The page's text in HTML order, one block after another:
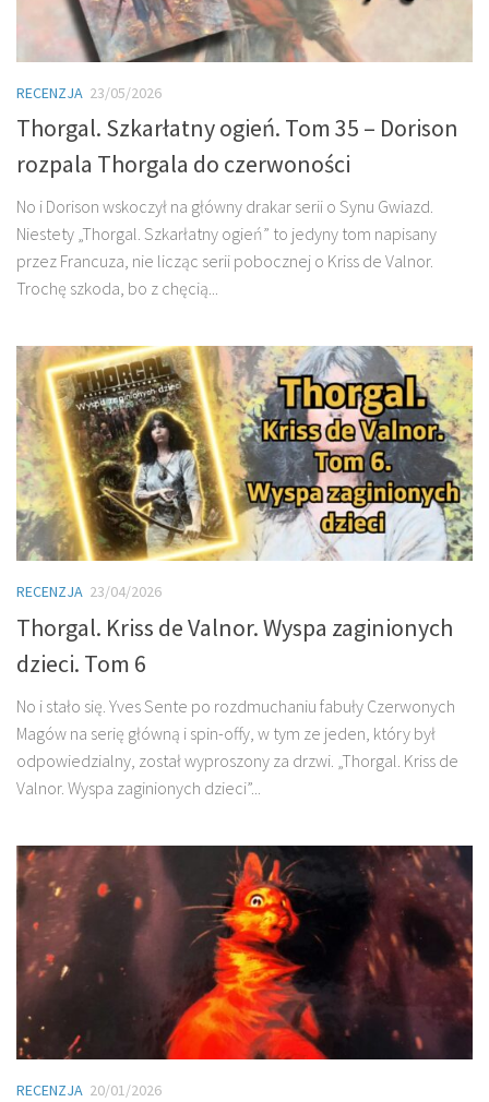
RECENZJA 23/05/2026
Thorgal. Szkarłatny ogień. Tom 35 – Dorison
rozpala Thorgala do czerwoności
No i Dorison wskoczył na główny drakar serii o Synu Gwiazd.
Niestety „Thorgal. Szkarłatny ogień” to jedyny tom napisany
przez Francuza, nie licząc serii pobocznej o Kriss de Valnor.
Trochę szkoda, bo z chęcią...
RECENZJA 23/04/2026
Thorgal. Kriss de Valnor. Wyspa zaginionych
dzieci. Tom 6
No i stało się. Yves Sente po rozdmuchaniu fabuły Czerwonych
Magów na serię główną i spin-offy, w tym ze jeden, który był
odpowiedzialny, został wyproszony za drzwi. „Thorgal. Kriss de
Valnor. Wyspa zaginionych dzieci”...
RECENZJA 20/01/2026